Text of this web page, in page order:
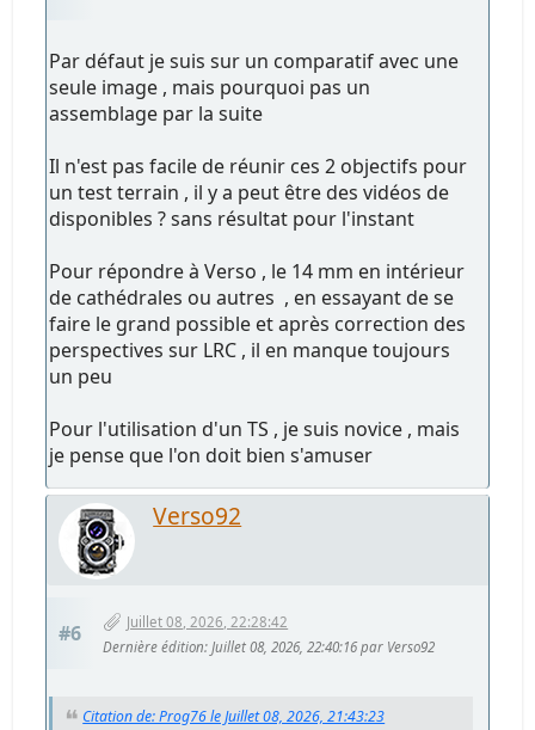
Par défaut je suis sur un comparatif avec une
seule image , mais pourquoi pas un
assemblage par la suite
Il n'est pas facile de réunir ces 2 objectifs pour
un test terrain , il y a peut être des vidéos de
disponibles ? sans résultat pour l'instant
Pour répondre à Verso , le 14 mm en intérieur
de cathédrales ou autres , en essayant de se
faire le grand possible et après correction des
perspectives sur LRC , il en manque toujours
un peu
Pour l'utilisation d'un TS , je suis novice , mais
je pense que l'on doit bien s'amuser
Verso92
#6
Juillet 08, 2026, 22:28:42
Dernière édition: Juillet 08, 2026, 22:40:16 par Verso92
Citation de: Prog76 le Juillet 08, 2026, 21:43:23